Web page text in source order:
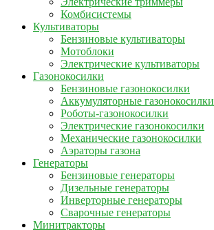
Комбисистемы
Культиваторы
Бензиновые культиваторы
Мотоблоки
Электрические культиваторы
Газонокосилки
Бензиновые газонокосилки
Аккумуляторные газонокосилки
Роботы-газонокосилки
Электрические газонокосилки
Механические газонокосилки
Аэраторы газона
Генераторы
Бензиновые генераторы
Дизельные генераторы
Инверторные генераторы
Сварочные генераторы
Минитракторы